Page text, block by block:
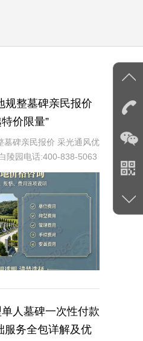
规整墓碑亲民报价
价限量”
墓碑亲民报价 采光通风优
陵园电话:400-838-5063
对于死亡和葬礼的观念逐
生活水平的提高，人们对
来越注重品质和
人墓碑一次性付款
服务全包详解及优